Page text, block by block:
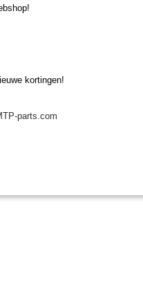
en centrale as Tecma / Gamo
kortingen!
parts.com